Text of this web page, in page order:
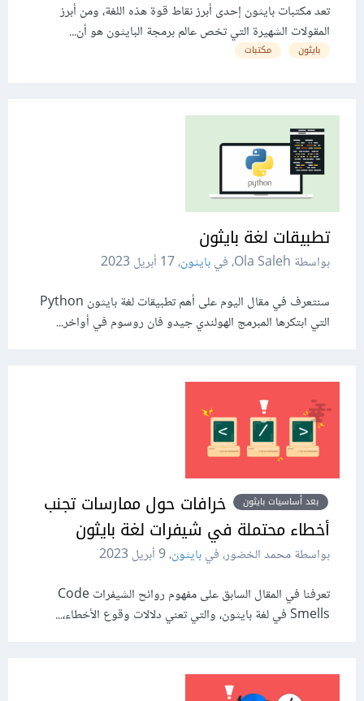
تعد مكتبات بايثون إحدى أبرز نقاط قوة هذه اللغة، ومن أبرز
المقولات الشهيرة التي تخص عالم برمجة البايثون هو أن...
بايثون مكتبات
تطبيقات لغة بايثون
بواسطة Ola Saleh، في بايثون،17 أبريل 2023
سنتعرف في مقال اليوم على أهم تطبيقات لغة بايثون Python
التي ابتكرها المبرمج الهولندي جيدو فان روسوم في أواخر...
بعد أساسيات بايثون
خرافات حول ممارسات تجنب
أخطاء محتملة في شيفرات لغة بايثون
بواسطة محمد الخضور، فيبايثون،9 أبريل 2023
تعرفنا في المقال السابق على مفهوم روائح الشيفرات Code
Smells في لغة بايثون، والتي تعني دلالات وقوع الأخطاء،...